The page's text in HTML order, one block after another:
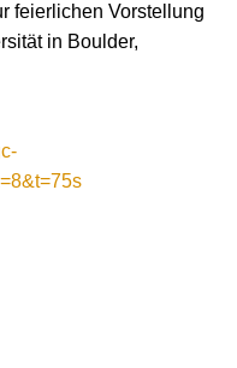
feierlichen Vorstellung
in Boulder,